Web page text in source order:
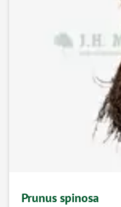
Prunus spinosa